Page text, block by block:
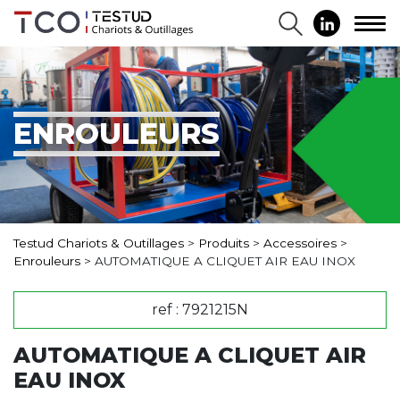
ENROULEURS
Testud Chariots & Outillages > Produits > Accessoires >
Enrouleurs > AUTOMATIQUE A CLIQUET AIR EAU INOX
AUTOMATIQUE A CLIQUET AIR
EAU INOX
ref : 7921215N